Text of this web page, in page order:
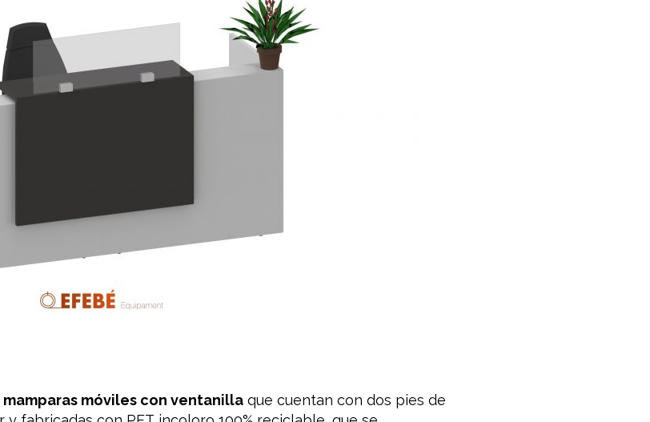
mamparas móviles con ventanilla que cuentan con dos pies de